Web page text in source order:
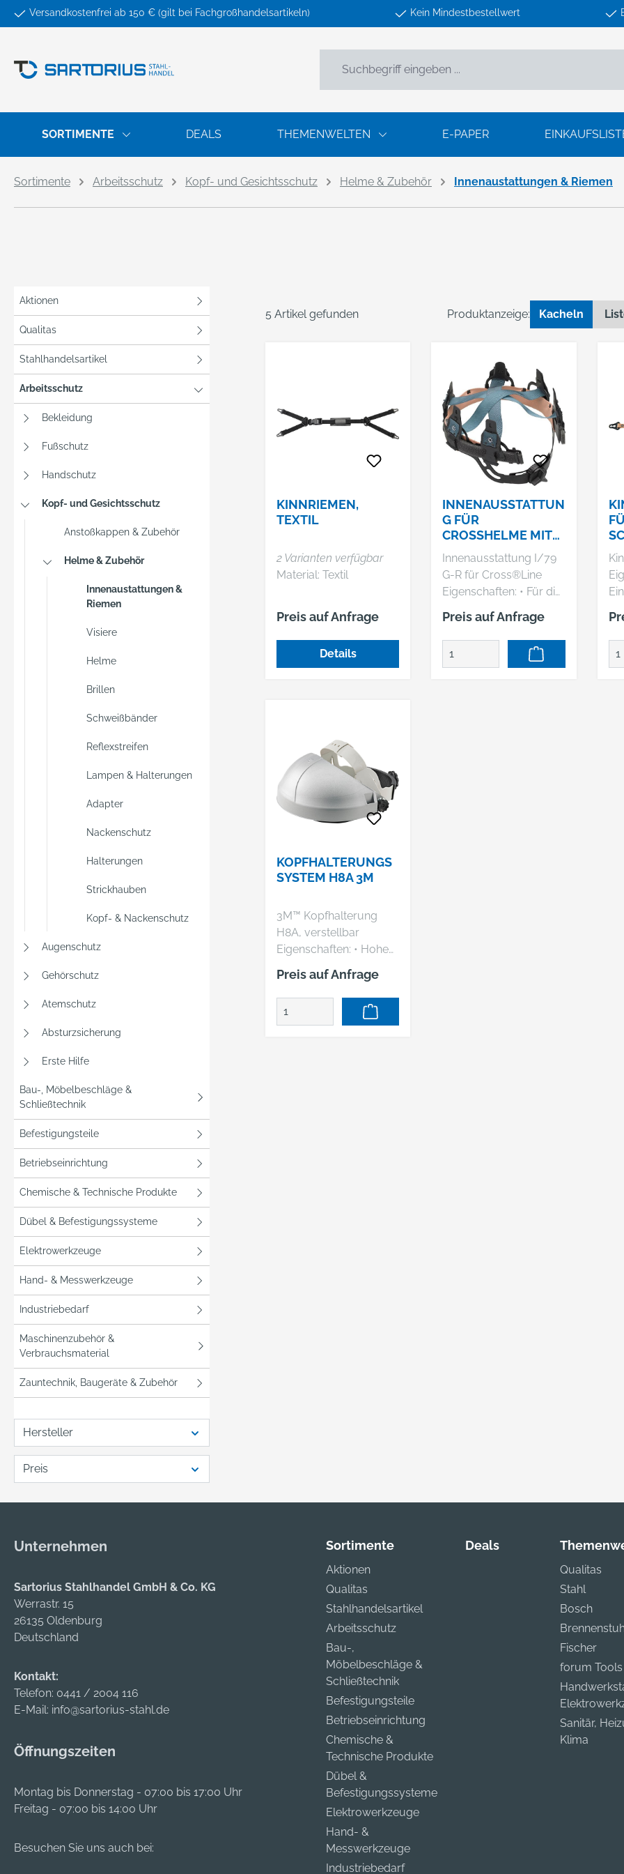
Zur Hauptnavigation springen
Versandkostenfrei ab 150 € (gilt bei Fachgroßhandelsartikeln) Kein Mindestbestellwert
SORTIMENTE DEALS THEMENWELTEN E-PAPER
Sortimente Arbeitsschutz Kopf- und Gesichtsschutz Helme & Zubehör Innenaustattungen & Riemen
Aktionen
Qualitas
Stahlhandelsartikel
Arbeitsschutz
Bekleidung
Fußschutz
Handschutz
Kopf- und Gesichtsschutz
Anstoßkappen & Zubehör
Helme & Zubehör
Innenaustattungen &
Riemen
Visiere
Helme
Brillen
Schweißbänder
Reflexstreifen
Lampen & Halterungen
Adapter
Nackenschutz
Halterungen
Strickhauben
Kopf- & Nackenschutz
Augenschutz
Gehörschutz
Atemschutz
Absturzsicherung
Erste Hilfe
Bau-, Möbelbeschläge &
Schließtechnik
Befestigungsteile
Betriebseinrichtung
Chemische & Technische Produkte
Dübel & Befestigungssysteme
Elektrowerkzeuge
Hand- & Messwerkzeuge
Industriebedarf
Maschinenzubehör &
Verbrauchsmaterial
Zauntechnik, Baugeräte & Zubehör
Hersteller
Preis
5 Artikel gefunden Produktanzeige: Kacheln
KINNRIEMEN,
TEXTIL
2 Varianten verfügbar
Material: Textil
Preis auf Anfrage
Details
INNENAUSSTATTUN
G FÜR
CROSSHELME MIT
DREHV.
Innenausstattung I/79
G-R für Cross®Line
Eigenschaften: • Für die
Modelle Cross®Guard
und Cross®Electric •
Inklusive Wellvitex® Z-
Schweißband und
Preis auf Anfrage
KOPFHALTERUNGS
SYSTEM H8A 3M
3M™ Kopfhalterung
H8A, verstellbar
Eigenschaften: • Hohe
Schlagfestigkeit •
Hochstabile
Thermoplast-Kappe •
Optimale Passform •
Preis auf Anfrage
Unternehmen
Sartorius Stahlhandel GmbH & Co. KG
Werrastr. 15
26135 Oldenburg
Deutschland
Kontakt:
Telefon: 0441 / 2004 116
E-Mail: info@sartorius-stahl.de
Öffnungszeiten
Montag bis Donnerstag - 07:00 bis 17:00 Uhr
Freitag - 07:00 bis 14:00 Uhr
Besuchen Sie uns auch bei:
Sortimente
Aktionen
Qualitas
Stahlhandelsartikel
Arbeitsschutz
Bau-,
Möbelbeschläge &
Schließtechnik
Befestigungsteile
Betriebseinrichtung
Chemische &
Technische Produkte
Dübel &
Befestigungssysteme
Elektrowerkzeuge
Hand- &
Messwerkzeuge
Industriebedarf
Deals
Qualitas
Stahl
Bosch
Fischer
forum Tools
Sanitär,
Klima